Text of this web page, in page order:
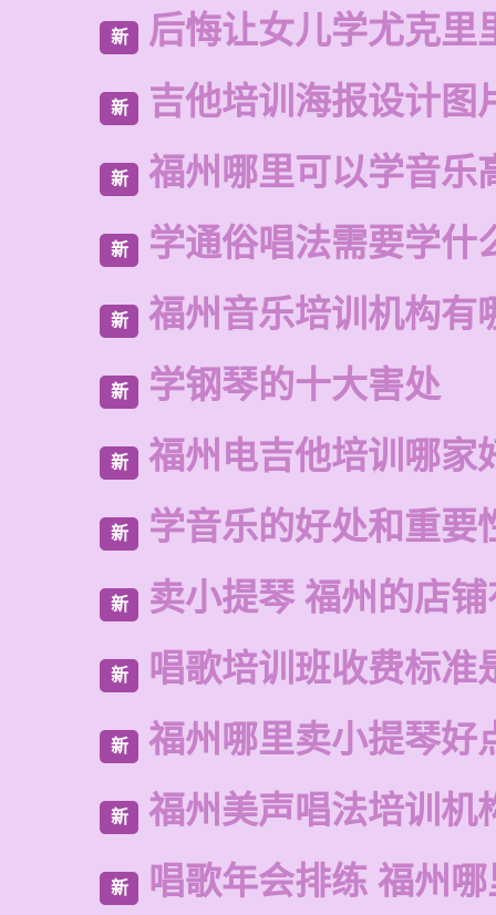
新 后悔让女儿学尤克里
新 吉他培训海报设计图
新 福州哪里可以学音乐
新 学通俗唱法需要学什
新 福州音乐培训机构有
新 学钢琴的十大害处
新 福州电吉他培训哪家
新 学音乐的好处和重要
新 卖小提琴 福州的店
新 唱歌培训班收费标准
新 福州哪里卖小提琴好
新 福州美声唱法培训机
新 唱歌年会排练 福州